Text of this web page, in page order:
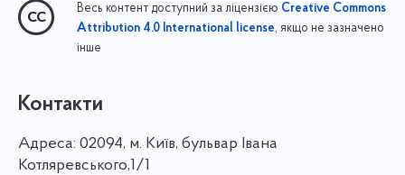
Весь контент доступний за ліцензією Creative Commons
Attribution 4.0 International license, якщо не зазначено
інше
Контакти
Адреса: 02094, м. Київ, бульвар Івана
Котляревського,1/1